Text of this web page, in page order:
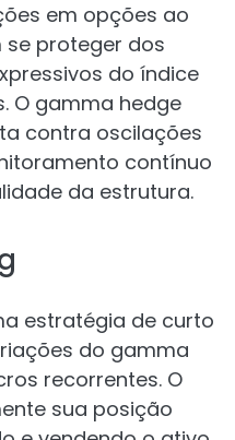
em opções ao
proteger dos
do índice
O gamma hedge
contra oscilações
contínuo
da estrutura.
estratégia de curto
do gamma
recorrentes. O
sua posição